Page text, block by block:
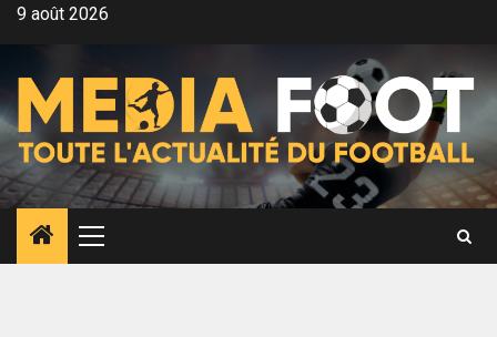
Aller9 août 2026
Menu
principal